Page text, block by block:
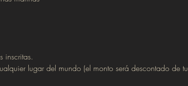
inscritas.
lugar del mundo (el monto será descontado de tu